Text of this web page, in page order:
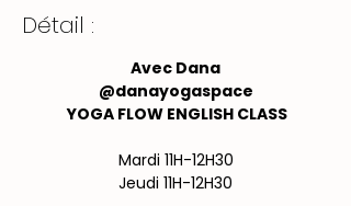
Détail :
Avec Dana
@danayogaspace
YOGA FLOW ENGLISH CLASS
Mardi 11H-12H30
Jeudi 11H-12H30